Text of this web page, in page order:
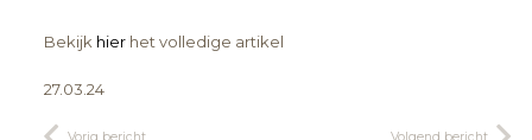
Bekijk hier het volledige artikel
27.03.24